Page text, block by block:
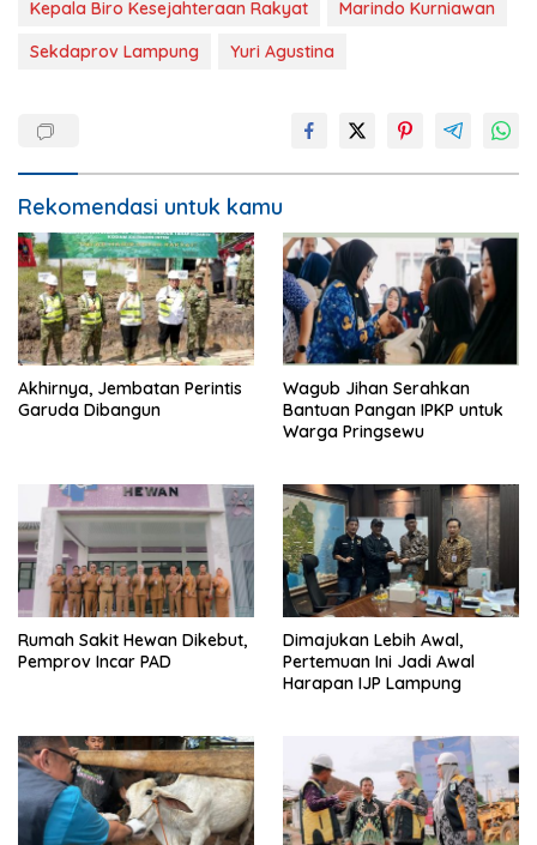
Kepala Biro Kesejahteraan Rakyat
Marindo Kurniawan
Sekdaprov Lampung
Yuri Agustina
Rekomendasi untuk kamu
Akhirnya, Jembatan Perintis
Garuda Dibangun
Wagub Jihan Serahkan
Bantuan Pangan IPKP untuk
Warga Pringsewu
Rumah Sakit Hewan Dikebut,
Pemprov Incar PAD
Dimajukan Lebih Awal,
Pertemuan Ini Jadi Awal
Harapan IJP Lampung